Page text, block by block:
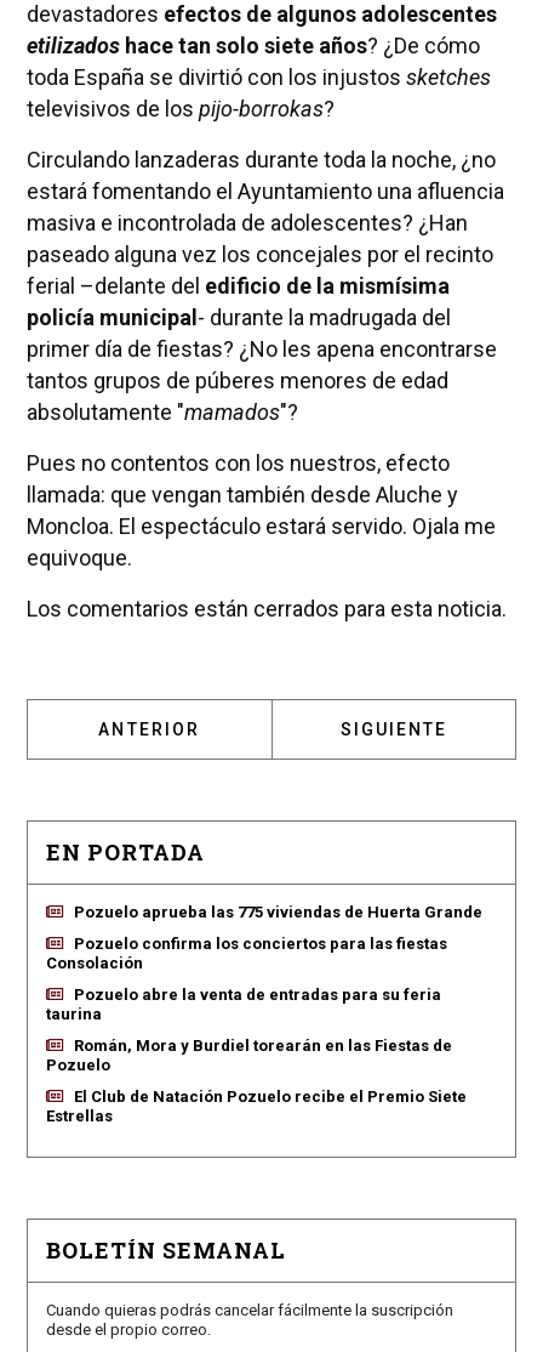
devastadores efectos de algunos adolescentes
etilizadoshace tan solo siete años? ¿De cómo
toda España se divirtió con los injustos sketches
televisivos de los pijo-borrokas?
Circulando lanzaderas durante toda la noche, ¿no
estará fomentando el Ayuntamiento una afluencia
masiva e incontrolada de adolescentes? ¿Han
paseado alguna vez los concejales por el recinto
ferial –delante del edificio de la mismísima
policía municipal - durante la madrugada del
primer día de fiestas? ¿No les apena encontrarse
tantos grupos de púberes menores de edad
absolutamente "mamados"?
Pues no contentos con los nuestros, efecto
llamada: que vengan también desde Aluche y
Moncloa. El espectáculo estará servido. Ojala me
equivoque.
Los comentarios están cerrados para esta noticia.
ARTÍCULO ANTERIOR: PEGADA CARTELES
ANTERIOR ARTÍCULO
SIGUIENTE
EN PORTADA
Pozuelo aprueba las 775 viviendas de Huerta Grande
Pozuelo confirma los conciertos para las fiestas
Consolación
Pozuelo abre la venta de entradas para su feria
taurina
Román, Mora y Burdiel torearán en las Fiestas de
Pozuelo
El Club de Natación Pozuelo recibe el Premio Siete
Estrellas
BOLETÍN SEMANAL
Cuando quieras podrás cancelar fácilmente la suscripción
desde el propio correo.